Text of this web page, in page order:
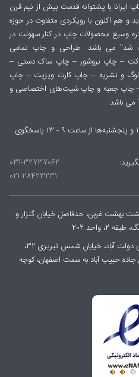
با پشتوانه قدمت بیش از نیم قرن
سال 1392 افتتاح گردید و هم اکنون با رویکردی متفاوت در حوزه
وسیع محصولات چاپ در کنار سهولت در
شد" می باشد. طراحی و چاپ تمامی
– چاپ بروشور – چاپ ساک دستی –
و نشریه – چاپ کارت ویزیت – چاپ
جعبه و چاپ شیت‌های اختصاصی و
باشد.
شنبه تا چهارشنبه از ساعت ۹ - ۱۷ و پنجشنبه‌ها از ساعت ۹ - ۱۳ پاسخگوی
031-32737062
021-28423231
بهشت غربی، حدفاصل خیابان گلزار و
واحد 202
چاپخانه : اصفهان، شهرک صنعتی دولت آباد، خیابان شمس تبریزی ۳۲،
جاده حبیب آباد به سمت اصفهان، کوچه